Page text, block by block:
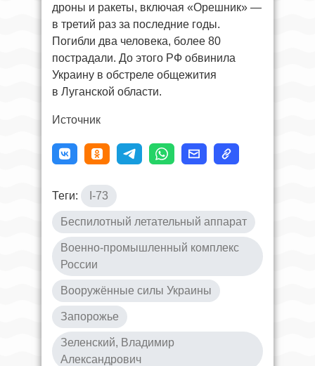
дроны и ракеты, включая «Орешник» —
в третий раз за последние годы.
Погибли два человека, более 80
пострадали. До этого РФ обвинила
Украину в обстреле общежития
в Луганской области.
Источник
Теги: I-73
Беспилотный летательный аппарат
Военно-промышленный комплекс
России
Вооружённые силы Украины
Запорожье
Зеленский, Владимир
Александрович